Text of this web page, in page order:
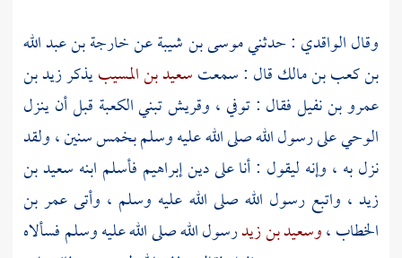
وقالالواقدي : حدثنيموسى بن شيبةعنخارجة بن عبد الله
بن كعب بن مالكقال : سمعتسعيد بن المسيبيذكرزيد بن
عمرو بن نفيلفقال : توفي ، وقريشتبنيالكعبة قبل أن ينزل
الوحي على رسول الله صلى الله عليه وسلم بخمس سنين ، ولقد
نزل به ، وإنه ليقول : أنا على دينإبراهيم فأسلم ابنه سعيد بن
زيد ، واتبع رسول الله صلى الله عليه وسلم ، وأتىعمر بن
الخطاب،وسعيد بن زيدرسول الله صلى الله عليه وسلم فسألاه